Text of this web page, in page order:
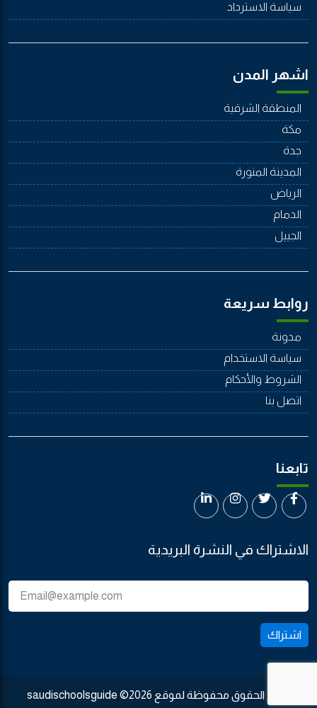
سياسة الاسترداد
اشهر المدن
المنطقة الشرقية
مكة
جدة
المدينة المنورة
الرياض
الدمام
الجييل
روابط سريعة
مدونة
سياسة الاستخدام
الشروط والأحكام
اتصل بنا
تابعنا
الاشتراك في النشرة البريدية
اشتراك
جميع الحقوق محفوظة لموقع saudischoolsguide ©2026